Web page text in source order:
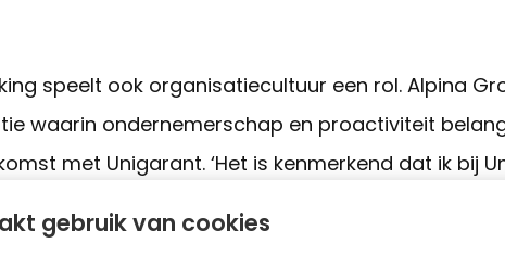
gebruik van cookies
speelt ook organisatiecultuur een rol. Alpina
waarin ondernemerschap en proactiviteit
met Unigarant. ‘Het is kenmerkend dat ik bij